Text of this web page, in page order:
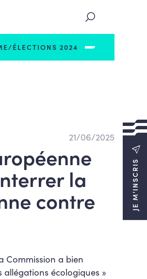
ÉLECTIONS 2024
JE M'INSCRIS
21/06/2025
la
contre
Commission a bien
écologiques »